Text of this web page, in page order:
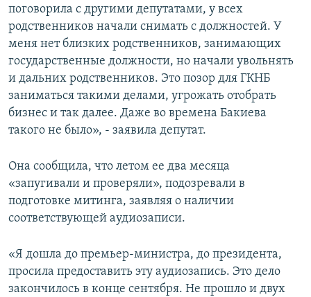
поговорила с другими депутатами, у всех
родственников начали снимать с должностей. У
меня нет близких родственников, занимающих
государственные должности, но начали увольнять
и дальних родственников. Это позор для ГКНБ
заниматься такими делами, угрожать отобрать
бизнес и так далее. Даже во времена Бакиева
такого не было», - заявила депутат.
Она сообщила, что летом ее два месяца
«запугивали и проверяли», подозревали в
подготовке митинга, заявляя о наличии
соответствующей аудиозаписи.
«Я дошла до премьер-министра, до президента,
просила предоставить эту аудиозапись. Это дело
закончилось в конце сентября. Не прошло и двух